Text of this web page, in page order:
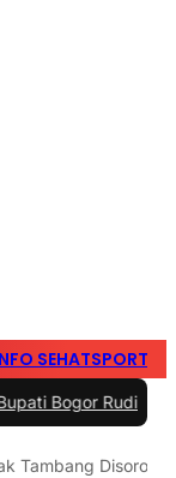
SEHATSPORTS
Susmanto
Tambang Disorot